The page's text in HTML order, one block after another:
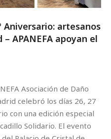
Aniversario: artesanos
APANEFA apoyan el
Asociación de Daño
celebró los días 26, 27
con una edición especial
Solidario. El evento